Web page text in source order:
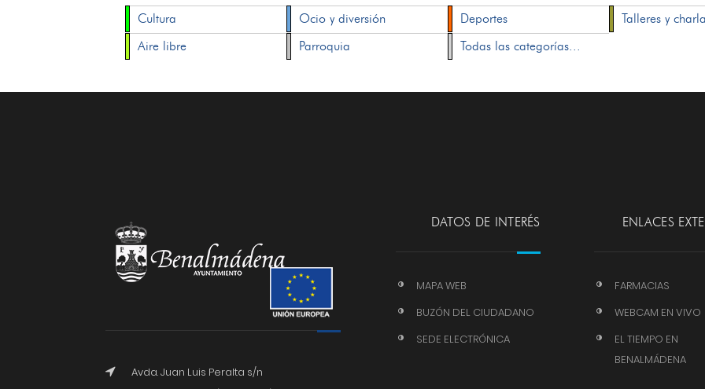
Cultura Ocio y diversión Deportes
Talleres y
Aire libre
Parroquia Todas las categorías...
Avda. Juan Luis Peralta s/n
DATOS DE INTERÉS
MAPA WEB
BUZÓN DEL CIUDADANO
SEDE ELECTRÓNICA
ENLACES
FARMACIAS
WEBCAM EN VIVO
EL TIEMPO EN
BENALMÁDENA